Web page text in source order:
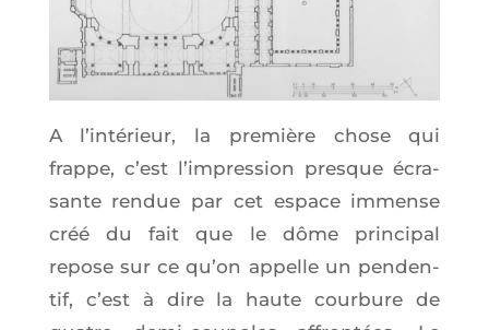
A l’in­té­rieur, la pre­mière chose qui
frappe, c’est l’im­pres­sion presque écra­
sante ren­due par cet espace immense
créé du fait que le dôme prin­ci­pal
repose sur ce qu’on appelle un pen­den­
tif, c’est à dire la haute cour­bure de